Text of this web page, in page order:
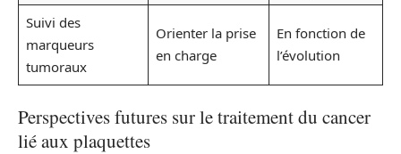
Suivi des
marqueurs
tumoraux
Orienter la prise
en charge
En fonction de
l’évolution
Perspectives futures sur le traitement du cancer
lié aux plaquettes